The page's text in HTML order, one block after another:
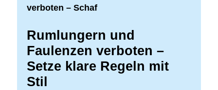
verboten – Schaf
Rumlungern und
Faulenzen verboten –
Setze klare Regeln mit
Stil